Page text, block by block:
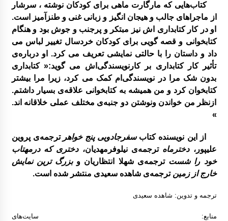
نمایشگاه نقاشی روی سفال به نفع کانون
انتخاب عضو کتابخانه کلنگانه بعنوان کتابدار نمونه
كتاب‌هايی كه مارگارت ماهی برای كودكان نوشته ، سرشار
از ماجراهای جالب و هيجان انگيز و زبانی غنی و طنزآميز است.
او در كار كتابداری اش نيز مبتكر و پرجنب و جوش بود و هنگام
كتابخوانی و قصه گويی برای كودكان خردسال تغییر لباس می
داد و داستان را با حالتی نمایشی تعریف می کرد. او درباره‌ی
تأثیر کار کتابداری بر کارنویسندگی‌اش می گوید:« کتابداری
بدون شک مرا در نویسندگی‌ام کمک می کرد، زیرا مرا بیشتر
کتابخوان کرد و من همیشه به کتابخوانی علاقه‌ی بسیار داشتم.
ازنظر من خواندن ونوشتن دو جنبه‌ی مختلف عملی خلاقانه اند.
»
از اين نويسنده كتابسفرجادويی پنج خواهر ترجمه‌ی پروين
علیپور،دخترماه ترجمه‌ی نيلوفرمهديان،دختری كه درمهتاب
خود را شست ترجمه‌ی شهلا انتظاريان وبزرگ ترين نمايش
خارج از زمينترجمه‌ی شاهده سعيدی منتشر شده است.
ترجمه و تدوین: شاهده سعیدی
منابع: سایت‌های